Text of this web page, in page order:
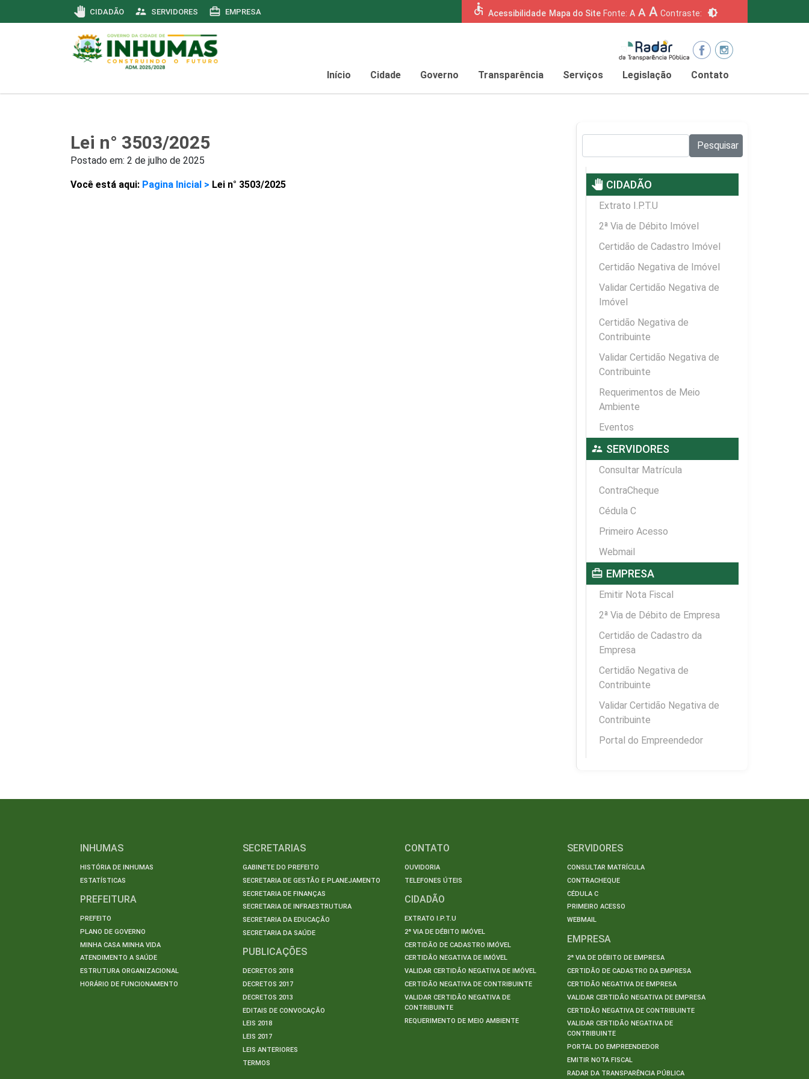
pan_tool CIDADÃO supervisor_account SERVIDORES card_travel EMPRESA accessible Acessibilidade Mapa do Site Fonte: A A A Contraste: brightness_6
Início Cidade Governo Transparência Serviços Legislação Contato
Lei n° 3503/2025
Postado em: 2 de julho de 2025
Você está aqui: Pagina Inicial > Lei n° 3503/2025
Pesquisar
pan_tool CIDADÃO
Extrato I.P.T.U
2ª Via de Débito Imóvel
Certidão de Cadastro Imóvel
Certidão Negativa de Imóvel
Validar Certidão Negativa de
Imóvel
Certidão Negativa de
Contribuinte
Validar Certidão Negativa de
Contribuinte
Requerimentos de Meio
Ambiente
Eventos
supervisor_account SERVIDORES
Consultar Matrícula
ContraCheque
Cédula C
Primeiro Acesso
Webmail
card_travel EMPRESA
Emitir Nota Fiscal
2ª Via de Débito de Empresa
Certidão de Cadastro da
Empresa
Certidão Negativa de
Contribuinte
Validar Certidão Negativa de
Contribuinte
Portal do Empreendedor
INHUMAS
HISTÓRIA DE INHUMAS
ESTATÍSTICAS
PREFEITURA
PREFEITO
PLANO DE GOVERNO
MINHA CASA MINHA VIDA
ATENDIMENTO A SAÚDE
ESTRUTURA ORGANIZACIONAL
HORÁRIO DE FUNCIONAMENTO
SECRETARIAS
GABINETE DO PREFEITO
SECRETARIA DE GESTÃO E PLANEJAMENTO
SECRETARIA DE FINANÇAS
SECRETARIA DE INFRAESTRUTURA
SECRETARIA DA EDUCAÇÃO
SECRETARIA DA SAÚDE
PUBLICAÇÕES
DECRETOS 2018
DECRETOS 2017
DECRETOS 2013
EDITAIS DE CONVOCAÇÃO
LEIS 2018
LEIS 2017
LEIS ANTERIORES
TERMOS
CONTATO
OUVIDORIA
TELEFONES ÚTEIS
CIDADÃO
EXTRATO I.P.T.U
2ª VIA DE DÉBITO IMÓVEL
CERTIDÃO DE CADASTRO IMÓVEL
CERTIDÃO NEGATIVA DE IMÓVEL
VALIDAR CERTIDÃO NEGATIVA DE IMÓVEL
CERTIDÃO NEGATIVA DE CONTRIBUINTE
VALIDAR CERTIDÃO NEGATIVA DE
CONTRIBUINTE
REQUERIMENTO DE MEIO AMBIENTE
SERVIDORES
CONSULTAR MATRÍCULA
CONTRACHEQUE
CÉDULA C
PRIMEIRO ACESSO
WEBMAIL
EMPRESA
2ª VIA DE DÉBITO DE EMPRESA
CERTIDÃO DE CADASTRO DA EMPRESA
CERTIDÃO NEGATIVA DE EMPRESA
VALIDAR CERTIDÃO NEGATIVA DE EMPRESA
CERTIDÃO NEGATIVA DE CONTRIBUINTE
VALIDAR CERTIDÃO NEGATIVA DE
CONTRIBUINTE
PORTAL DO EMPREENDEDOR
EMITIR NOTA FISCAL
RADAR DA TRANSPARÊNCIA PÚBLICA